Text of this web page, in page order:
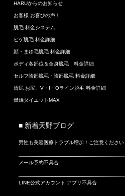
HARUからのお知らせ
お客様 お喜びの声！
脱毛 料金システム
ヒゲ脱毛 料金詳細
顔・まゆ毛脱毛 料金詳細
ボディ各部位＆全身脱毛 料金詳細
セルフ陰部脱毛・陰部脱毛 料金詳細
清尻 お尻、V・I・Oライン脱毛 料金詳細
燃焼ダイエットMAX
■ 新着天野ブログ
男性も美容医療トラブル増加！ご注意ください
メール予約不具合
LINE公式アカウント アプリ不具合